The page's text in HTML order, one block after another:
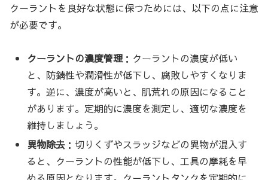
クーラントを良好な状態に保つためには、以下の点に注意
が必要です。
クーラントの濃度管理：クーラントの濃度が低い
と、防錆性や潤滑性が低下し、腐敗しやすくなりま
す。逆に、濃度が高いと、肌荒れの原因になること
があります。定期的に濃度を測定し、適切な濃度を
維持しましょう。
異物除去 ：切りくずやスラッジなどの異物が混入す
ると、クーラントの性能が低下し、工具の摩耗を早